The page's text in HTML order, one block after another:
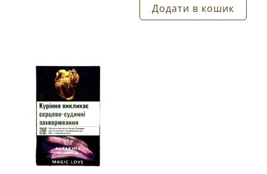
Зберегти моє ім'я, e-mail, та
адресу сайту в цьому
браузері для моїх подальших
коментарів.
Додати в кошик